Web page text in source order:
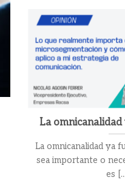
La omnicanalidad
La omnicanalidad ya
sea importante o
es [...]